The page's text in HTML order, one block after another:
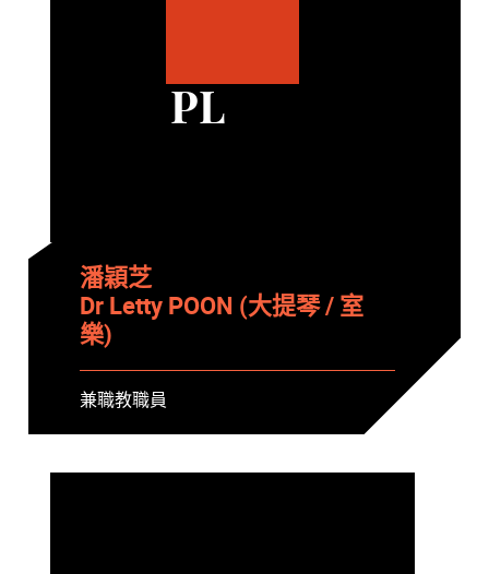
PL
潘穎芝
Dr Letty POON (大提琴 / 室
樂)
兼職教職員